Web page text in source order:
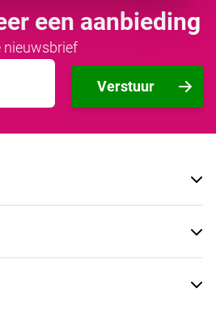
een aanbieding
nieuwsbrief
Verstuur